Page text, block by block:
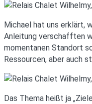
Michael hat uns erklärt,
Anleitung verschafften
momentanen Standort
Ressourcen, aber auch
Das Thema heißt ja